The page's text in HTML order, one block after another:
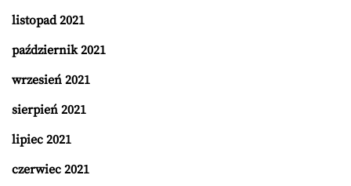
listopad 2021
październik 2021
wrzesień 2021
sierpień 2021
lipiec 2021
czerwiec 2021